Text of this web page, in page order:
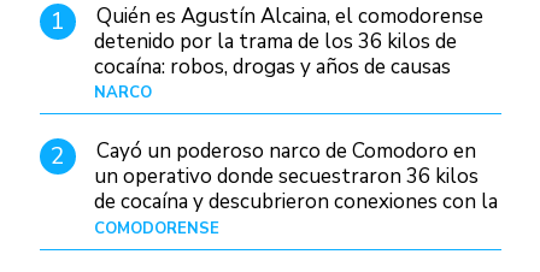
1
Quién es Agustín Alcaina, el comodorense
detenido por la trama de los 36 kilos de
cocaína: robos, drogas y años de causas
judiciales
NARCO
2
Cayó un poderoso narco de Comodoro en
un operativo donde secuestraron 36 kilos
de cocaína y descubrieron conexiones con la
Patagonia
COMODORENSE